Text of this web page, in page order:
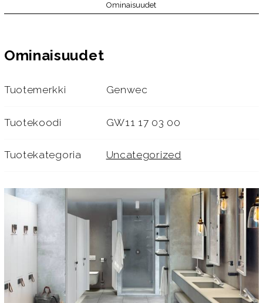
Ominaisuudet
Ominaisuudet
Tuotemerkki Genwec
Tuotekoodi GW11 17 03 00
Tuotekategoria Uncategorized